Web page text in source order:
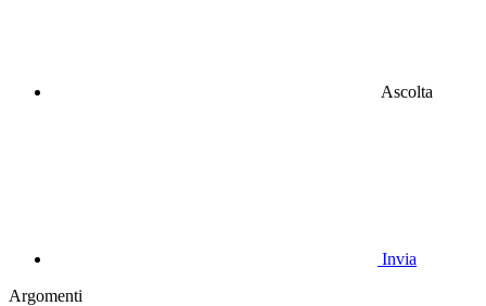
Ascolta
Invia
Argomenti